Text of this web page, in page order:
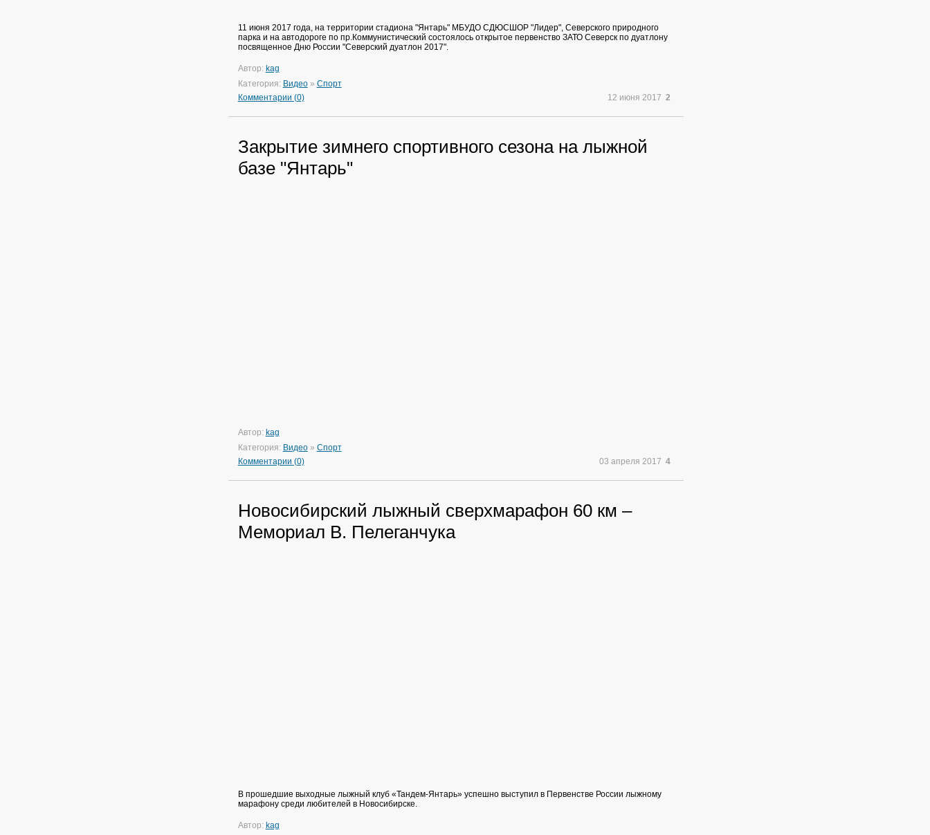
11 июня 2017 года, на территории стадиона "Янтарь" МБУДО СДЮСШОР "Лидер", Северского природного
парка и на автодороге по пр.Коммунистический состоялось открытое первенство ЗАТО Северск по дуатлону
посвященное Дню России "Северский дуатлон 2017".
Автор: kag
Категория: Видео» Спорт
Комментарии (0)
12 июня 2017 2
Закрытие зимнего спортивного сезона на лыжной
базе "Янтарь"
Автор: kag
Категория: Видео» Спорт
Комментарии (0)
03 апреля 2017 4
Новосибирский лыжный сверхмарафон 60 км –
Мемориал В. Пелеганчука
В прошедшие выходные лыжный клуб «Тандем-Янтарь» успешно выступил в Первенстве России лыжному
марафону среди любителей в Новосибирске.
Автор: kag